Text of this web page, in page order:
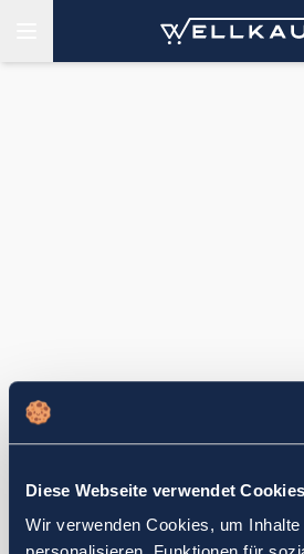
Diese Webseite verwendet Cookies
Wir verwenden Cookies, um